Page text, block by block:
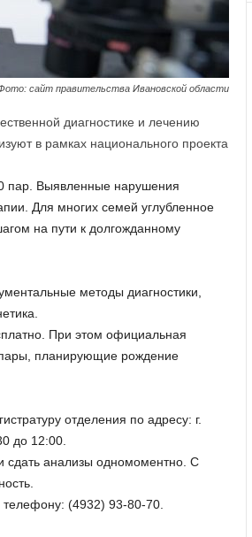
сайт правительства Ивановской области
диагностике и лечению
в рамках национального проекта
пар. Выявленные нарушения
Для многих семей углубленное
на пути к долгожданному
методы диагностики,
При этом официальная
пары, планирующие рождение
отделения по адресу: г.
до 12:00.
сдать анализы одномоментно. С
телефону: (4932) 93-80-70.